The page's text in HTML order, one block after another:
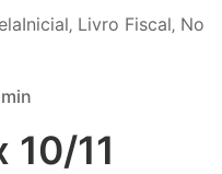
‚ Livro Fiscal‚ No
10/11